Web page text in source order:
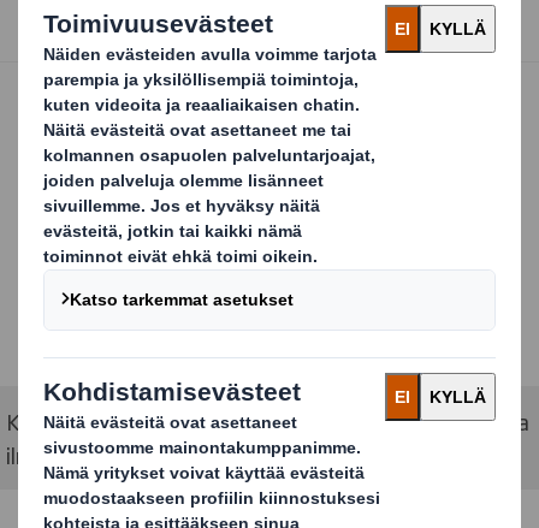
Kouvolan Lakritsin joulukalenteri on kolmiulotteinen ja
ilman muovisia sisäosia oleva pakkaus.